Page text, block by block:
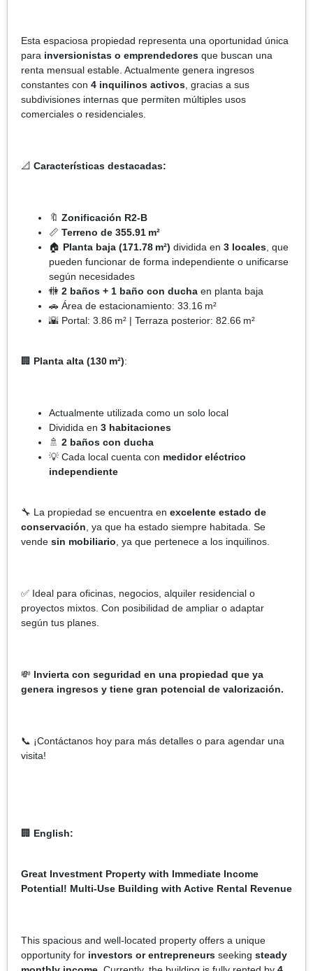
Esta espaciosa propiedad representa una oportunidad única
para inversionistas o emprendedores que buscan una
renta mensual estable. Actualmente genera ingresos
constantes con 4 inquilinos activos , gracias a sus
subdivisiones internas que permiten múltiples usos
comerciales o residenciales.
📐 Características destacadas:
🔖 Zonificación R2-B
📏 Terreno de 355.91 m²
🏠 Planta baja (171.78 m²) dividida en 3 locales , que
pueden funcionar de forma independiente o unificarse
según necesidades
🚻 2 baños + 1 baño con ducha en planta baja
🚗 Área de estacionamiento: 33.16 m²
🌇 Portal: 3.86 m² | Terraza posterior: 82.66 m²
🏢 Planta alta (130 m²):
Actualmente utilizada como un solo local
Dividida en 3 habitaciones
🚿 2 baños con ducha
💡 Cada local cuenta con medidor eléctrico
independiente
🔧 La propiedad se encuentra en excelente estado de
conservación , ya que ha estado siempre habitada. Se
vende sin mobiliario , ya que pertenece a los inquilinos.
✅ Ideal para oficinas, negocios, alquiler residencial o
proyectos mixtos. Con posibilidad de ampliar o adaptar
según tus planes.
💸 Invierta con seguridad en una propiedad que ya
genera ingresos y tiene gran potencial de valorización.
📞 ¡Contáctanos hoy para más detalles o para agendar una
visita!
🏢 English:
Great Investment Property with Immediate Income
Potential! Multi-Use Building with Active Rental Revenue
This spacious and well-located property offers a unique
opportunity for investors or entrepreneurs seeking steady